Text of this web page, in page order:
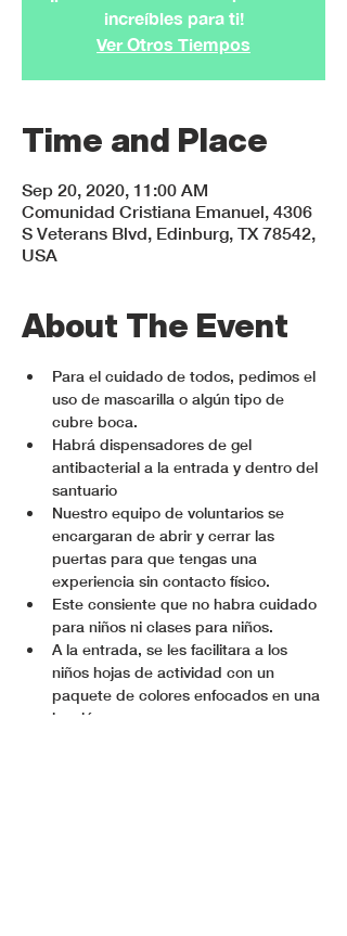
increíbles para ti!
Ver Otros Tiempos
Time and Place
Sep 20, 2020, 11:00 AM
Comunidad Cristiana Emanuel, 4306
S Veterans Blvd, Edinburg, TX 78542,
USA
About The Event
Para el cuidado de todos, pedimos el
uso de mascarilla o algún tipo de
cubre boca.
Habrá dispensadores de gel
antibacterial a la entrada y dentro del
santuario
Nuestro equipo de voluntarios se
encargaran de abrir y cerrar las
puertas para que tengas una
experiencia sin contacto físico.
Este consiente que no habra cuidado
para niños ni clases para niños.
A la entrada, se les facilitara a los
niños hojas de actividad con un
paquete de colores enfocados en una
lección.